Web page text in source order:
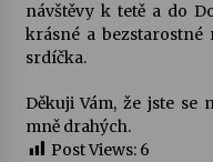
návštěvy k tetě a do
krásné a
srdíčka.
Děkuji Vám, že jste se
mně drahých.
Post Views: 6